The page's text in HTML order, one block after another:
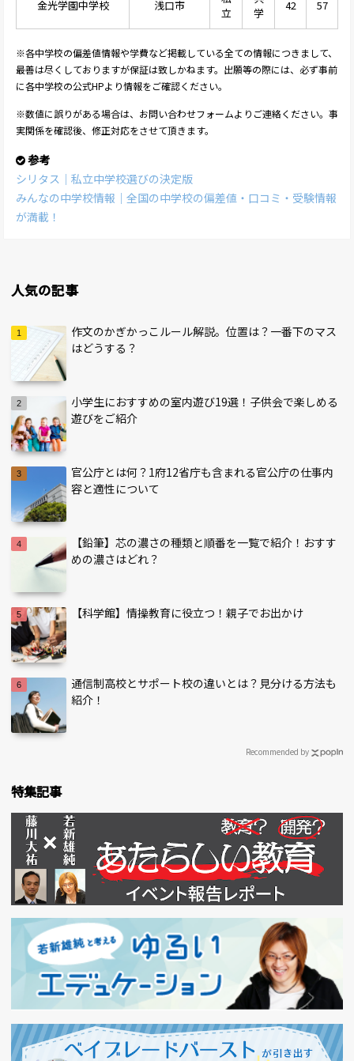
金光学園中学校 浅口市
立
学
42 57
※各中学校の偏差値情報や学費など掲載している全ての情報につきまして、
最善は尽くしておりますが保証は致しかねます。出願等の際には、必ず事前
に各中学校の公式HPより情報をご確認ください。
※数値に誤りがある場合は、お問い合わせフォームよりご連絡ください。事
実関係を確認後、修正対応をさせて頂きます。
参考
シリタス｜私立中学校選びの決定版
みんなの中学校情報｜全国の中学校の偏差値・口コミ・受験情報
が満載！
人気の記事
作文のかぎかっこルール解説。位置は？一番下のマス
はどうする？
小学生におすすめの室内遊び19選！子供会で楽しめる
遊びをご紹介
官公庁とは何？1府12省庁も含まれる官公庁の仕事内
容と適性について
【鉛筆】芯の濃さの種類と順番を一覧で紹介！おすす
めの濃さはどれ？
【科学館】情操教育に役立つ！親子でお出かけ
通信制高校とサポート校の違いとは？見分ける方法も
紹介！
Recommended by
特集記事